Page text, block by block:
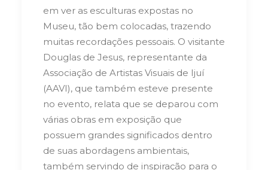
em ver as esculturas expostas no
Museu, tão bem colocadas, trazendo
muitas recordações pessoais. O visitante
Douglas de Jesus, representante da
Associação de Artistas Visuais de Ijuí
(AAVI), que também esteve presente
no evento, relata que se deparou com
várias obras em exposição que
possuem grandes significados dentro
de suas abordagens ambientais,
também servindo de inspiração para o